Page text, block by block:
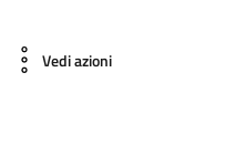
Vedi azioni